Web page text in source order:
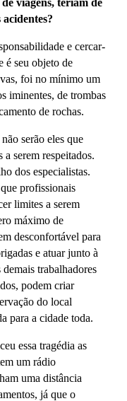
e cercar-
é seu objeto de
foi no mínimo um
iminentes, de trombas
de rochas.
serão eles que
serem respeitados.
dos especialistas.
profissionais
limites a serem
máximo de
desconfortável para
e atuar junto à
trabalhadores
podem criar
do local
para a cidade toda.
essa tragédia as
um rádio
uma distância
já que o